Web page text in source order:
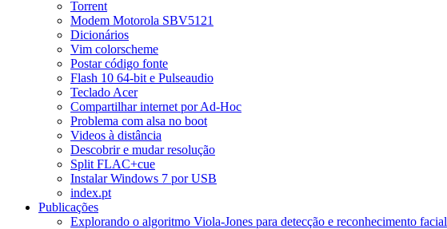
Torrent
Modem Motorola SBV5121
Dicionários
Vim colorscheme
Postar código fonte
Flash 10 64-bit e Pulseaudio
Teclado Acer
Compartilhar internet por Ad-Hoc
Problema com alsa no boot
Videos à distância
Descobrir e mudar resolução
Split FLAC+cue
Instalar Windows 7 por USB
index.pt
Publicações
Explorando o algoritmo Viola-Jones para detecção e reconhecimento facial